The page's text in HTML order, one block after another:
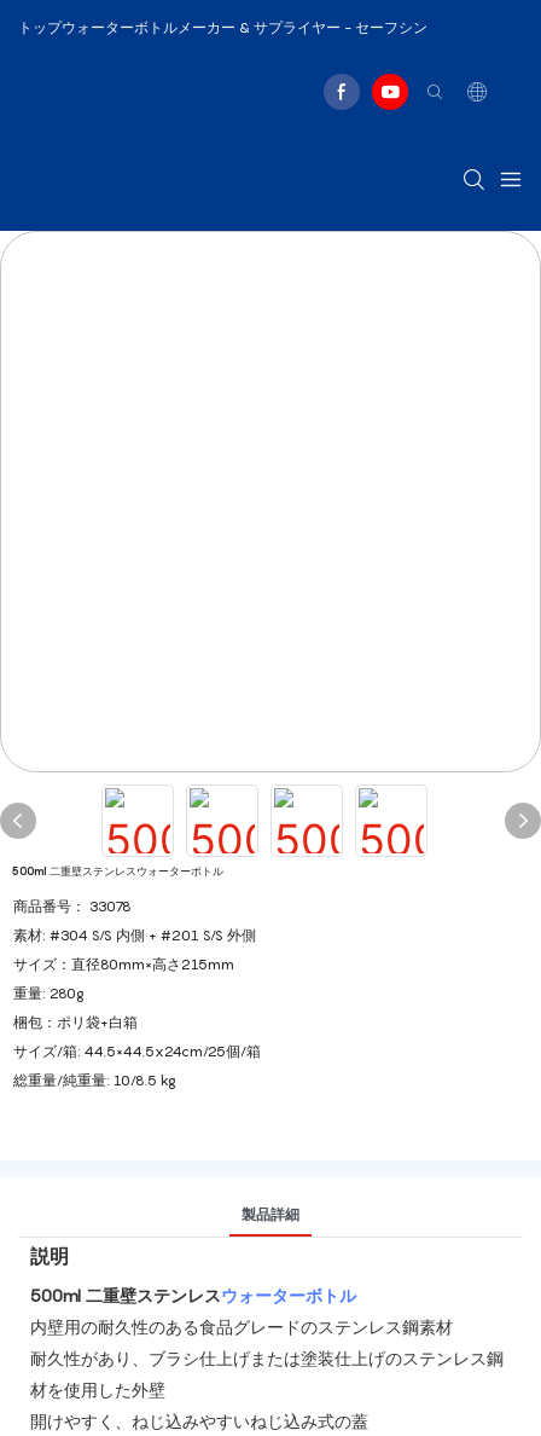
トップウォーターボトルメーカー & サプライヤー - セーフシン
500ml 二重壁ステンレスウォーターボトル
商品番号： 33078
素材: #304 S/S 内側 + #201 S/S 外側
サイズ：直径80mm×高さ215mm
重量: 280g
梱包：ポリ袋+白箱
サイズ/箱: 44.5×44.5x24cm/25個/箱
総重量/純重量: 10/8.5 kg
製品詳細
説明
500ml 二重壁ステンレスウォーターボトル
内壁用の耐久性のある食品グレードのステンレス鋼素材
耐久性があり、ブラシ仕上げまたは塗装仕上げのステンレス鋼
材を使用した外壁
開けやすく、ねじ込みやすいねじ込み式の蓋